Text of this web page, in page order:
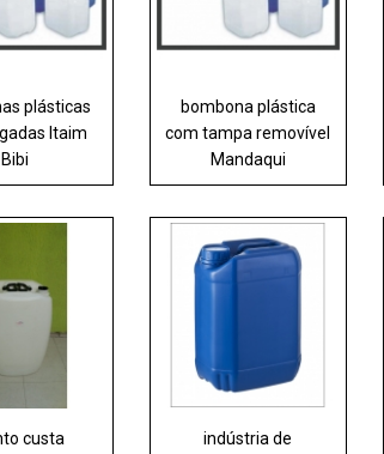
plásticas
Itaim
Bibi
bombona plástica
com tampa removível
Mandaqui
custa
indústria de